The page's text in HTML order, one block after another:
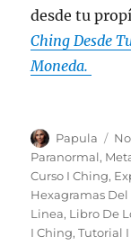
desde tu
Ching Desde
Moneda.
Author
Papula
on
Paranormal,
Curso I Ching,
Hexagramas Del
Linea, Libro De
I Ching,Tutorial